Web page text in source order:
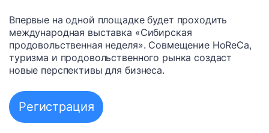
Впервые на одной площадке будет проходить
международная выставка «Сибирская
продовольственная неделя». Совмещение HoReCa,
туризма и продовольственного рынка создаст
новые перспективы для бизнеса.
Регистрация